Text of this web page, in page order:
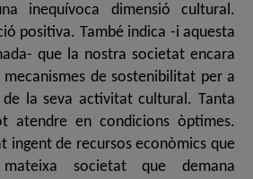
inequívoca dimensió cultural.
positiva. També indica -i aquesta
que la nostra societat encara
de sostenibilitat per a
la seva activitat cultural. Tanta
atendre en condicions òptimes.
ingent de recursos econòmics que
societat que demana